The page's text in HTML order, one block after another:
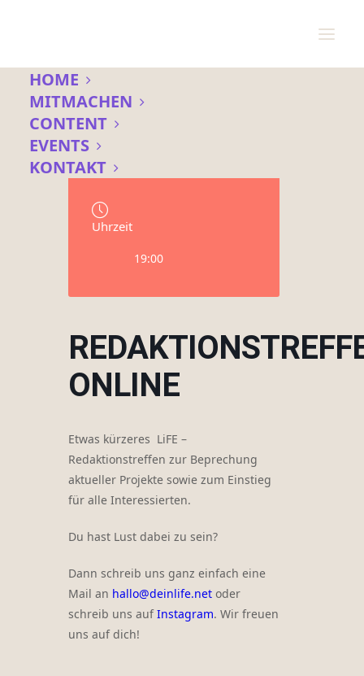
HOME
MITMACHEN
CONTENT
EVENTS
KONTAKT
Datum
Uhrzeit
19:00
ONLINE
Etwas kürzeres LiFE –
Redaktionstreffen zur Beprechung
aktueller Projekte sowie zum Einstieg
für alle Interessierten.
Du hast Lust dabei zu sein?
Dann schreib uns ganz einfach eine
Mail an hallo@deinlife.net oder
schreib uns aufInstagram. Wir freuen
uns auf dich!